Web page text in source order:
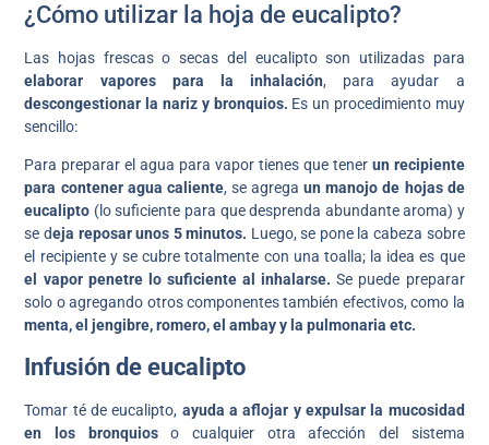
¿Cómo utilizar la hoja de eucalipto?
Las hojas frescas o secas del eucalipto son utilizadas para
elaborar vapores para la inhalación, para ayudar a
descongestionar la nariz y bronquios. Es un procedimiento muy
sencillo:
Para preparar el agua para vapor tienes que tener un recipiente
para contener agua caliente, se agrega un manojo de hojas de
eucalipto (lo suficiente para que desprenda abundante aroma) y
se deja reposar unos 5 minutos. Luego, se pone la cabeza sobre
el recipiente y se cubre totalmente con una toalla; la idea es que
el vapor penetre lo suficiente al inhalarse. Se puede preparar
solo o agregando otros componentes también efectivos, como la
menta, el jengibre, romero, el ambay y la pulmonaria etc.
Infusión de eucalipto
Tomar té de eucalipto, ayuda a aflojar y expulsar la mucosidad
en los bronquioso cualquier otra afección del sistema